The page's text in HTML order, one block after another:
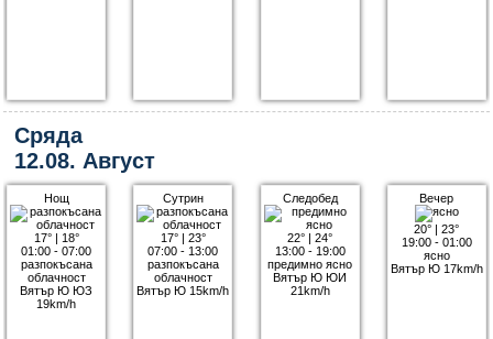
Сряда
12.08. Август
Нощ
17°| 18°
01:00 - 07:00
разпокъсана
облачност
Вятър Ю ЮЗ
19km/h
Сутрин
17°| 23°
07:00 - 13:00
разпокъсана
облачност
Вятър Ю 15km/h
Следобед
22° |24°
13:00 - 19:00
предимно ясно
Вятър Ю ЮИ
21km/h
Вечер
20° |23°
19:00 - 01:00
ясно
Вятър Ю 17km/h